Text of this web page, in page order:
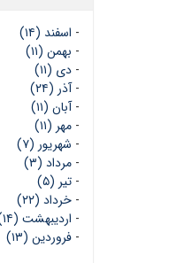
- اسفند (۱۴)
- بهمن (۱۱)
- دی (۱۱)
-آذر (۲۴)
-آبان (۱۱)
- مهر (۱۱)
- شهریور (۷)
- مرداد (۳)
- تیر (۵)
- خرداد (۲۲)
- اردیبهشت (۱۴)
- فروردین (۱۳)